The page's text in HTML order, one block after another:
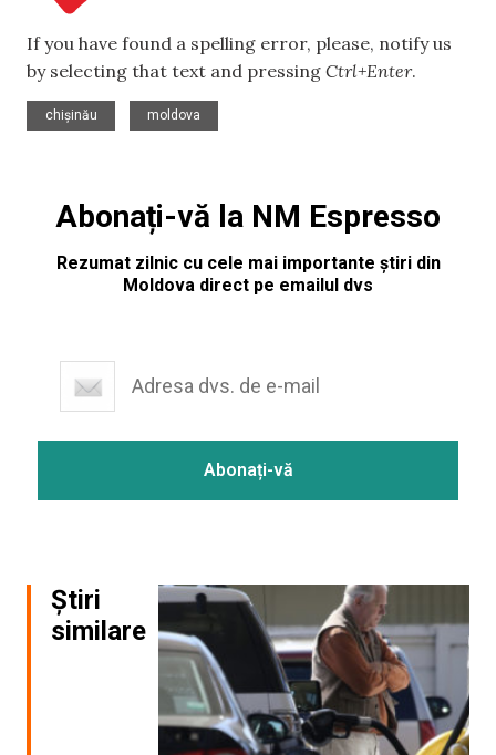
If you have found a spelling error, please, notify us
by selecting that text and pressing Ctrl+Enter.
chișinău
moldova
Abonați-vă la NM Espresso
Rezumat zilnic cu cele mai importante știri din
Moldova direct pe emailul dvs
Știri
similare